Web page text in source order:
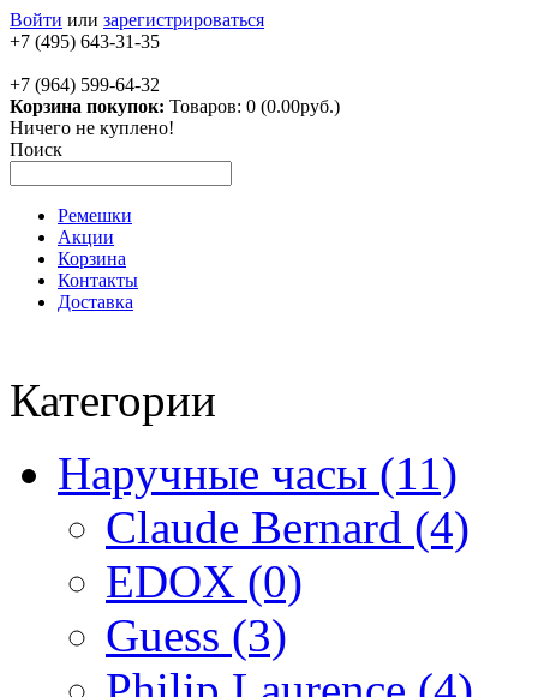
Войти или зарегистрироваться
+7 (495) 643-31-35
+7 (964) 599-64-32
Корзина покупок: Товаров: 0 (0.00руб.)
Ничего не куплено!
Поиск
Ремешки
Акции
Корзина
Контакты
Доставка
Категории
Наручные часы (11)
Claude Bernard (4)
EDOX (0)
Guess (3)